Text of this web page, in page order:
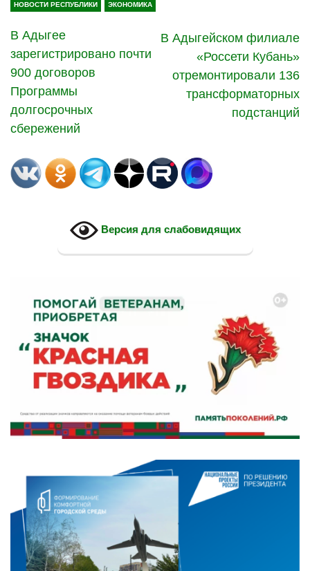
НОВОСТИ РЕСПУБЛИКИ ЭКОНОМИКА
В Адыгее
зарегистрировано почти
900 договоров
Программы
долгосрочных
сбережений
В Адыгейском филиале
«Россети Кубань»
отремонтировали 136
трансформаторных
подстанций
Версия для слабовидящих